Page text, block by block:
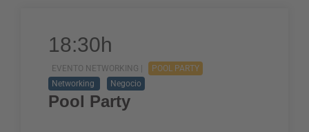
18:30h
EVENTO NETWORKING |
POOL PARTY
Networking
Negocio
Pool Party